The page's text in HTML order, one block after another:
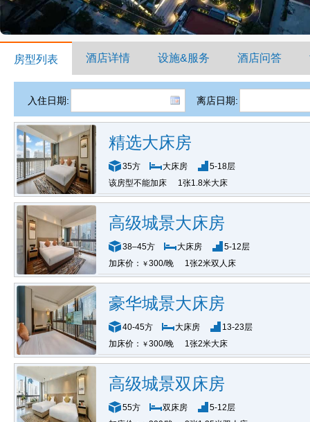
房型列表 酒店详情 设施&服务 酒店问答
入住日期: 离店日期:
精选大床房
35方 大床房
5-18层
该房型不能加床
1张1.8米大床
高级城景大床房
38–45方 大床房
5-12层
加床价：
￥300/晚 1张2米双人床
豪华城景大床房
40-45方 大床房
13-23层
加床价：
￥300/晚 1张2米大床
高级城景双床房
55方 双床房
5-12层